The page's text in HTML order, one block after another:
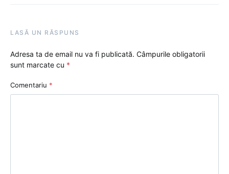
LASĂ UN RĂSPUNS
Adresa ta de email nu va fi publicată. Câmpurile obligatorii
sunt marcate cu *
Comentariu *